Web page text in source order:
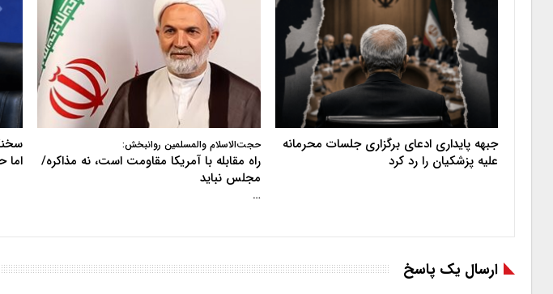
جبهه پایداری ادعای برگزاری جلسات محرمانه
علیه پزشکیان را رد کرد
حجت‌الاسلام والمسلمین روانبخش:
راه مقابله با آمریکا مقاومت است، نه مذاکره/
مجلس نباید
…
ارسال یک پاسخ